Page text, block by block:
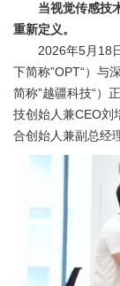
当视觉传感技
重新定义。
2026年5月18日
下简称”OPT“）与
简称”越疆科技“）
技创始人兼CEO刘
合创始人兼副总经